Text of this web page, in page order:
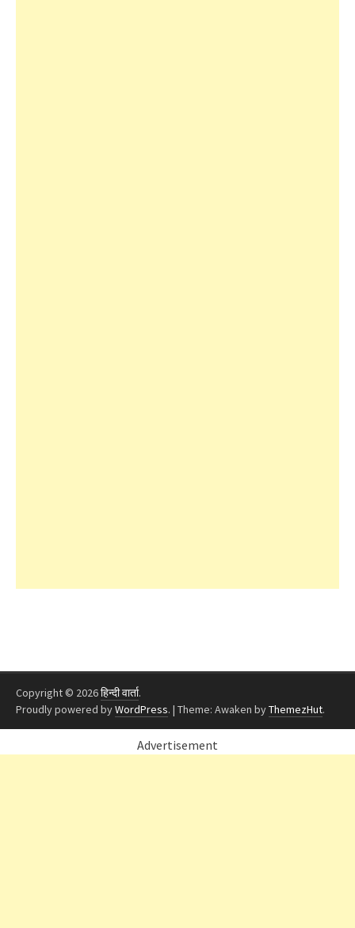
Copyright © 2026हिन्दी वार्ता.
Proudly powered byWordPress. | Theme: Awaken byThemezHut.
Advertisement